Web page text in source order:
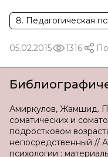
8. Педагогическая
05.02.2015 1316
Амиркулов, Жамшид.
соматических и
подростковом
непосредственный //
психологии :